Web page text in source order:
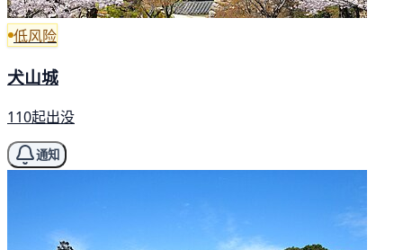
低风险
犬山城
110起出没
通知